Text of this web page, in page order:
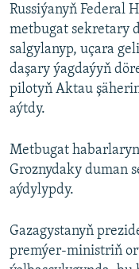
Russiýanyň Federal
metbugat sekretary
salgylanyp, uçara
daşary ýagdaýyň
pilotyň Aktau
aýtdy.
Metbugat
Groznydaky duman
aýdylypdy.
Gazagystanyň
premýer-ministriň